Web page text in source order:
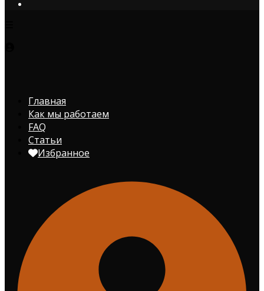
Главная
Как мы работаем
FAQ
Статьи
Избранное